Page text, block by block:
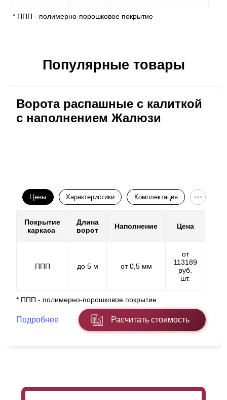
* ППП - полимерно-порошковое покрытие
Популярные товары
Ворота распашные с калиткой
с наполнением Жалюзи
Цены Характеристики Комплектация
Покрытие
каркаса
Длина
ворот
Наполнение Цена
ППП до 5 м от 0,5 мм
от
113189
руб.
шт.
* ППП - полимерно-порошковое покрытие
Подробнее Расчитать стоимость